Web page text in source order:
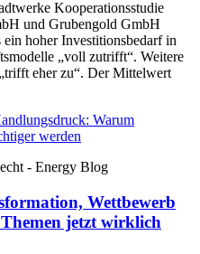
Kooperationsstudie
und Grubengold GmbH
ein hoher Investitionsbedarf in
„voll zutrifft“. Weitere
eher zu“. Der Mittelwert
Warum
werden
- Energy Blog
Wettbewerb
jetzt wirklich